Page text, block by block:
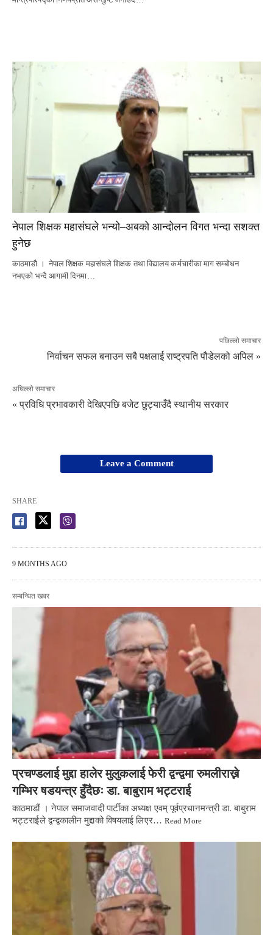
नेपाल शिक्षक महासंघले भन्यो–अबको आन्दोलन विगत भन्दा सशक्त
हुनेछ
काठमाडौ । नेपाल शिक्षक महासंघले शिक्षक तथा विद्यालय कर्मचारीका माग सम्बोधन
नभएको भन्दै आगामी दिनमा…
पछिल्लो समाचार
निर्वाचन सफल बनाउन सबै पक्षलाई राष्ट्रपति पौडेलको अपिल »
अघिल्लो समाचार
« प्रविधि प्रभावकारी देखिएपछि बजेट छुट्याउँदै स्थानीय सरकार
Leave a Comment
SHARE
9 MONTHS AGO
सम्बन्धित खबर
प्रचण्डलाई मुद्दा हालेर मुलुकलाई फेरी द्वन्द्वमा रुमलीराख्ने
गम्भिर षडयन्त्र हुँदैछः डा. बाबुराम भट्टराई
काठमाडौं । नेपाल समाजवादी पार्टीका अध्यक्ष एवम् पूर्वप्रधानमन्त्री डा. बाबुराम
भट्टराईले द्वन्द्वकालीन मुद्दाको विषयलाई लिएर… Read More